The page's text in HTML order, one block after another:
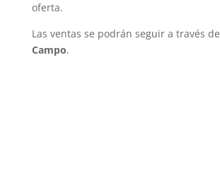
oferta.
Las ventas se podrán seguir a través de
Campo.